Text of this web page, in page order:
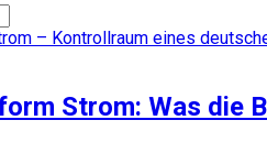
Strom: Was die